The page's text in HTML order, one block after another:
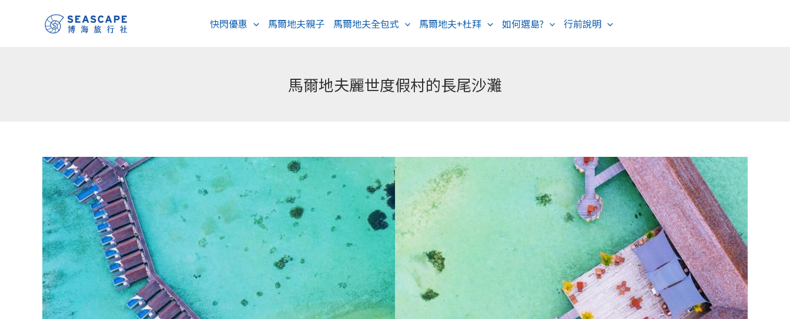
快閃優惠 馬爾地夫親子 馬爾地夫全包式 馬爾地夫+杜拜 如何選島? 行前說明
馬爾地夫麗世度假村的長尾沙灘